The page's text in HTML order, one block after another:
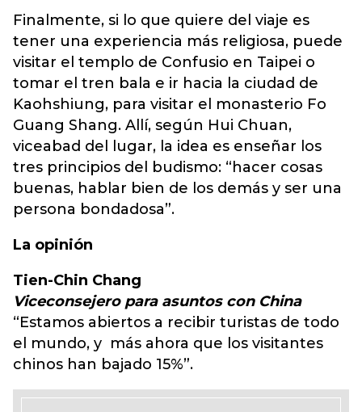
Finalmente, si lo que quiere del viaje es
tener una experiencia más religiosa, puede
visitar el templo de Confusio en Taipei o
tomar el tren bala e ir hacia la ciudad de
Kaohshiung, para visitar el monasterio Fo
Guang Shang. Allí, según Hui Chuan,
viceabad del lugar, la idea es enseñar los
tres principios del budismo: “hacer cosas
buenas, hablar bien de los demás y ser una
persona bondadosa”.
La opinión
Tien-Chin Chang
Viceconsejero para asuntos con China
“Estamos abiertos a recibir turistas de todo
el mundo, y más ahora que los visitantes
chinos han bajado 15%”.